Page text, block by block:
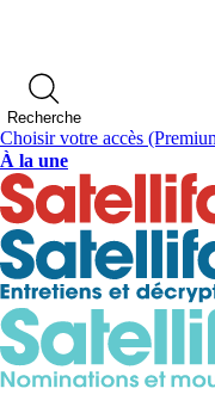
Recherche
Choisir votre accès
À la une